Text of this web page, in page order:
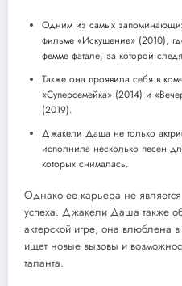
Одним из самых
фильме «Искушение» (2010),
фемме фатале, за которой
Также она проявила себя в
«Суперсемейка» (2014) и
(2019).
Джакели Даша не только
исполнила несколько песен
которых снималась.
Однако ее карьера не
успеха. Джакели Даша также
актерской игре, она влюблена
ищет новые вызовы и
таланта.